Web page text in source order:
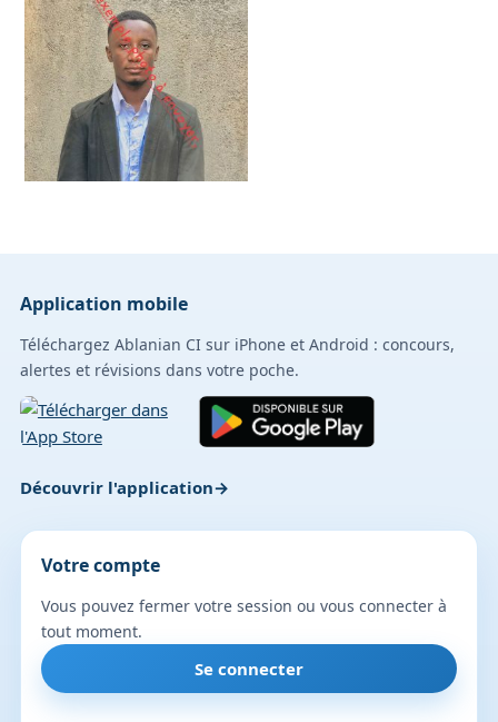
Application mobile
Téléchargez Ablanian CI sur iPhone et Android : concours,
alertes et révisions dans votre poche.
Découvrir l'application
Votre compte
Vous pouvez fermer votre session ou vous connecter à
tout moment.
Se connecter